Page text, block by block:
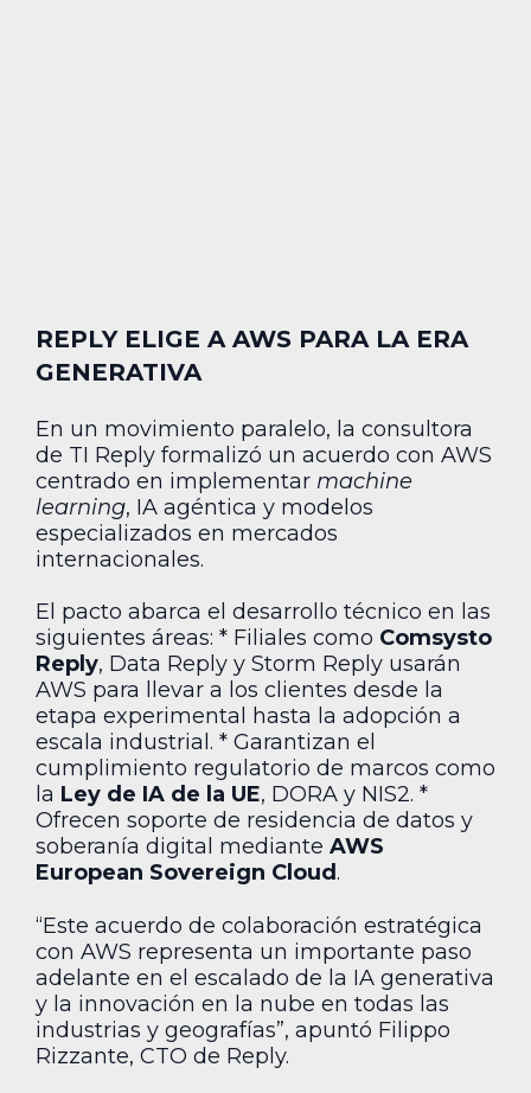
REPLY ELIGE A AWS PARA LA ERA
GENERATIVA
En un movimiento paralelo, la consultora
de TI Reply formalizó un acuerdo con AWS
centrado en implementar machine
learning, IA agéntica y modelos
especializados en mercados
internacionales.
El pacto abarca el desarrollo técnico en las
siguientes áreas: * Filiales como Comsysto
Reply, Data Reply y Storm Reply usarán
AWS para llevar a los clientes desde la
etapa experimental hasta la adopción a
escala industrial. * Garantizan el
cumplimiento regulatorio de marcos como
la Ley de IA de la UE, DORA y NIS2. *
Ofrecen soporte de residencia de datos y
soberanía digital mediante AWS
European Sovereign Cloud.
“Este acuerdo de colaboración estratégica
con AWS representa un importante paso
adelante en el escalado de la IA generativa
y la innovación en la nube en todas las
industrias y geografías”, apuntó Filippo
Rizzante, CTO de Reply.